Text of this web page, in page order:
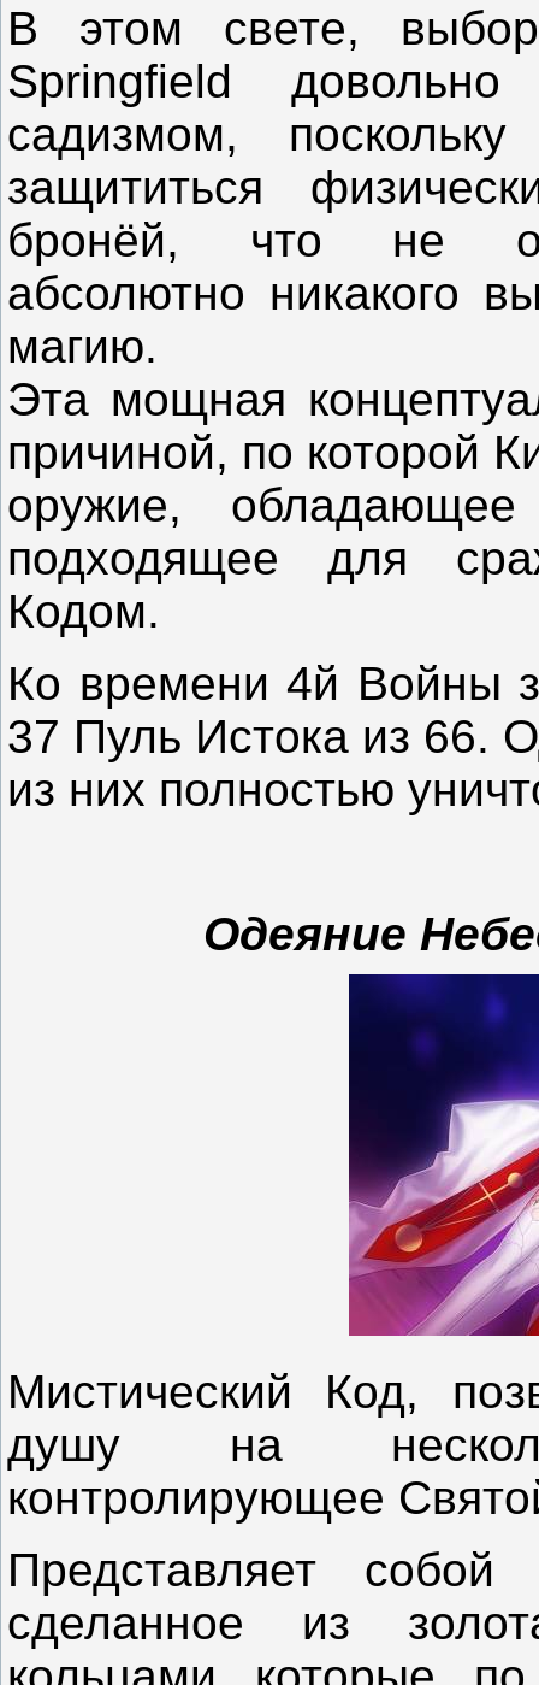
В этом свете,
Springfield
садизмом,
защититься
бронёй, что не
абсолютно никакого
магию.
Эта мощная
причиной, по которой
оружие,
подходящее для
Кодом.
Ко времени 4й Войны
37 Пуль Истока из 66.
из них полностью
Одеяние
Мистический Код,
душу на
контролирующее
Представляет
сделанное из